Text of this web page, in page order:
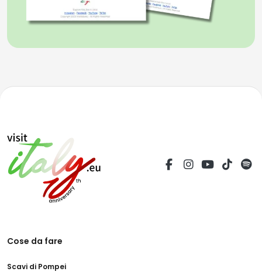
Cose da fare
Scavi di Pompei